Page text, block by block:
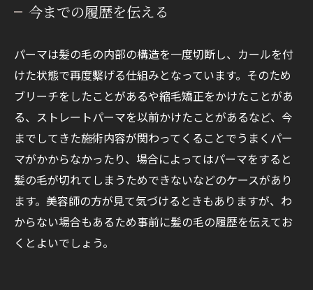
今までの履歴を伝える
パーマは髪の毛の内部の構造を一度切断し、カールを付
けた状態で再度繫げる仕組みとなっています。そのため
ブリーチをしたことがあるや縮毛矯正をかけたことがあ
る、ストレートパーマを以前かけたことがあるなど、今
までしてきた施術内容が関わってくることでうまくパー
マがかからなかったり、場合によってはパーマをすると
髪の毛が切れてしまうためできないなどのケースがあり
ます。美容師の方が見て気づけるときもありますが、わ
からない場合もあるため事前に髪の毛の履歴を伝えてお
くとよいでしょう。